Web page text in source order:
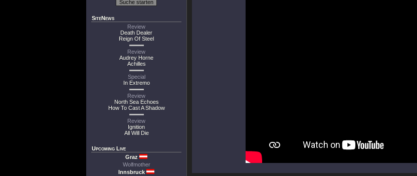
SiteNews
Review
Death Dealer
Reign Of Steel
Review
Audrey Horne
Achilles
Special
In Extremo
Review
North Sea Echoes
How To Cast A Shadow
Review
Ignition
All Will Die
Upcoming Live
Graz
Wolfmother
Innsbruck